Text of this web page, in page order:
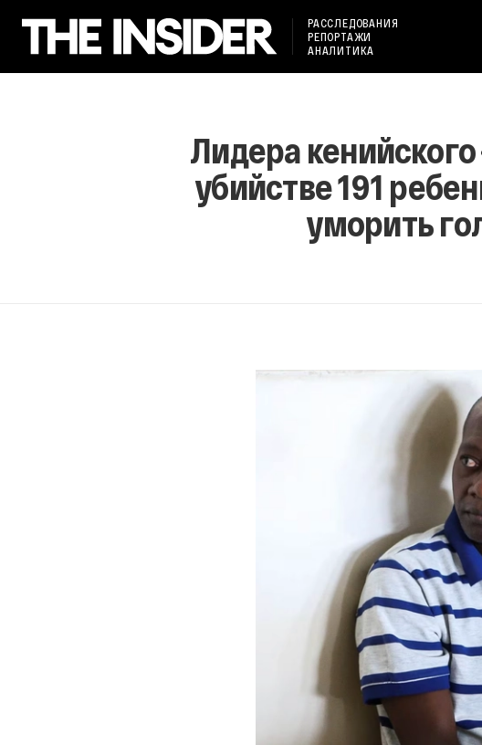
РАССЛЕДОВАНИЯ
РЕПОРТАЖИ
АНАЛИТИКА
Лидера
убийстве 191
уморить